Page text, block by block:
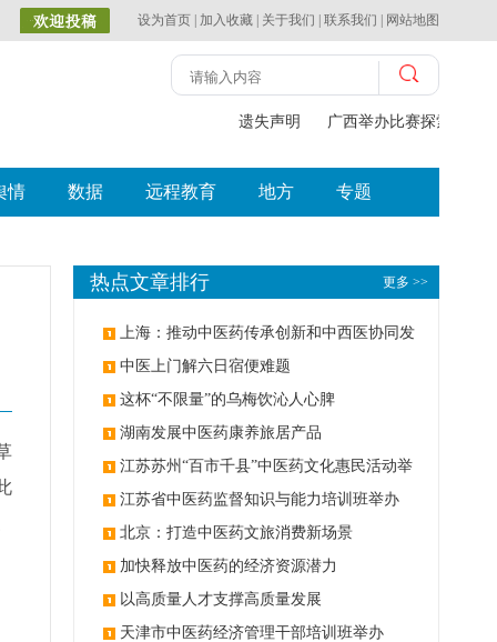
设为首页 加入收藏 关于我们 联系我们 网站地图
遗失声明 广西举办比赛探索中（壮
情 数据 远程教育 地方 专题
更多 >>
热点文章排行
上海：推动中医药传承创新和中西医协同发
展 中医上门解六日宿便难题
这杯“不限量”的乌梅饮沁人心脾
湖南发展中医药康养旅居产品
江苏苏州“百市千县”中医药文化惠民活动举
办 江苏省中医药监督知识与能力培训班举办
北京：打造中医药文旅消费新场景
加快释放中医药的经济资源潜力
以高质量人才支撑高质量发展
天津市中医药经济管理干部培训班举办